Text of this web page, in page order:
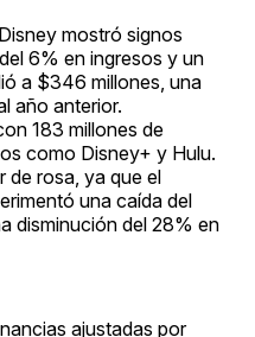
mostró signos
6% en ingresos y un
a $346 millones, una
año anterior.
183 millones de
como Disney+ y Hulu.
de rosa, ya que el
una caída del
disminución del 28% en
ajustadas por